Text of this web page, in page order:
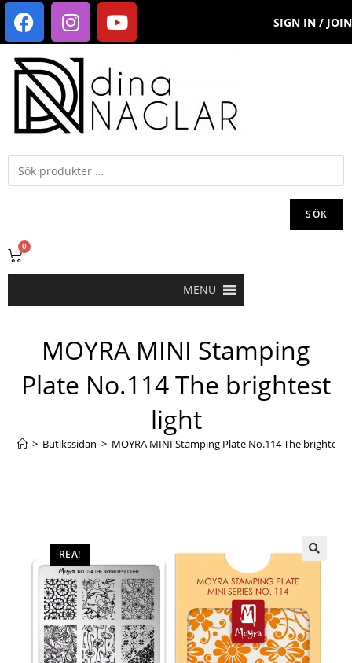
SIGN IN / JOIN
SÖK
0
MENU
MOYRA MINI Stamping
Plate No.114 The brightest
light
> Butikssidan > MOYRA MINI Stamping Plate No.114 The brightest
REA!